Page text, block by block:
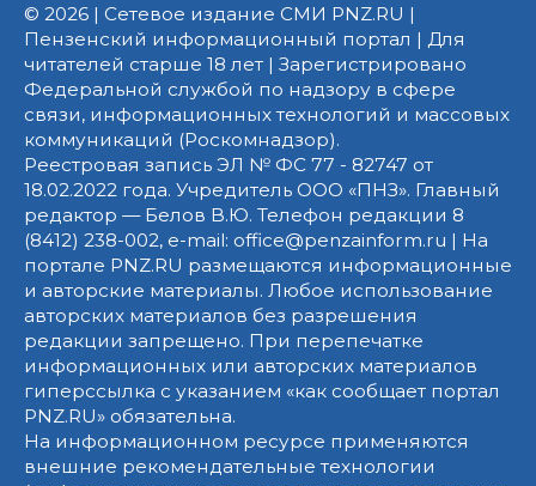
© 2026 | Сетевое издание СМИ PNZ.RU |
Пензенский информационный портал | Для
читателей старше 18 лет | Зарегистрировано
Федеральной службой по надзору в сфере
связи, информационных технологий и массовых
коммуникаций (Роскомнадзор).
Реестровая запись ЭЛ № ФС 77 - 82747 от
18.02.2022 года. Учредитель ООО «ПНЗ». Главный
редактор — Белов В.Ю. Телефон редакции 8
(8412) 238-002, e-mail: office@penzainform.ru | На
портале PNZ.RU размещаются информационные
и авторские материалы. Любое использование
авторских материалов без разрешения
редакции запрещено. При перепечатке
информационных или авторских материалов
гиперссылка с указанием «как сообщает портал
PNZ.RU» обязательна.
На информационном ресурсе применяются
внешние рекомендательные технологии